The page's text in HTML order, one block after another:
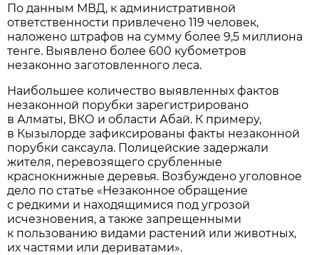
По данным МВД, к административной
ответственности привлечено 119 человек,
наложено штрафов на сумму более 9,5 миллиона
тенге. Выявлено более 600 кубометров
незаконно заготовленного леса.
Наибольшее количество выявленных фактов
незаконной порубки зарегистрировано
в Алматы, ВКО и области Абай. К примеру,
в Кызылорде зафиксированы факты незаконной
порубки саксаула. Полицейские задержали
жителя, перевозящего срубленные
краснокнижные деревья. Возбуждено уголовное
дело по статье «Незаконное обращение
с редкими и находящимися под угрозой
исчезновения, а также запрещенными
к пользованию видами растений или животных,
их частями или дериватами».